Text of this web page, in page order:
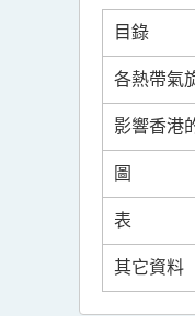
目錄
各熱帶氣
影響香港
圖
表
其它資料